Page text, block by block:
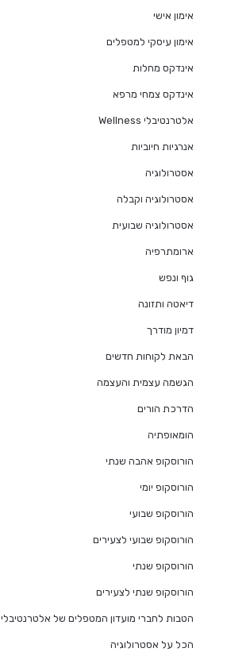
אימון אישי
אימון עיסקי למטפלים
אינדקס מחלות
אינדקס צמחי מרפא
אלטרנטיבלי Wellness
אנרגיות חיוביות
אסטרולוגיה
אסטרולוגיה וקבלה
אסטרולוגיה שבועית
ארומתרפיה
גוף ונפש
דיאטה ותזונה
דמיון מודרך
הבאת לקוחות חדשים
הגשמה עצמית והעצמה
הדרכת הורים
הומאופתיה
הורוסקופ אהבה שנתי
הורוסקופ יומי
הורוסקופ שבועי
הורוסקופ שבועי לצעירים
הורוסקופ שנתי
הורוסקופ שנתי לצעירים
הטבות לחברי מועדון המטפלים של אלטרנטיבלי
הכל על אסטרולוגיה